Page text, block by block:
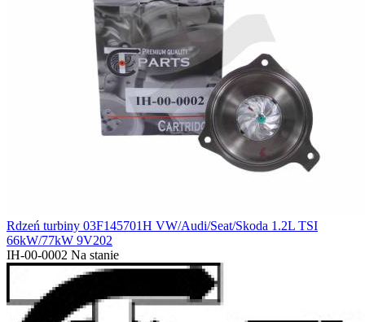
Rdzeń turbiny 03F145701H VW/Audi/Seat/Skoda 1.2L TSI
66kW/77kW 9V202
IH-00-0002 Na stanie